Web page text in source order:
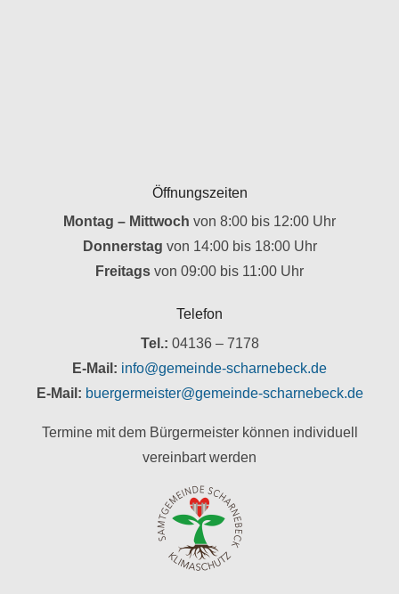
Öffnungszeiten
Montag – Mittwoch von 8:00 bis 12:00 Uhr
Donnerstag von 14:00 bis 18:00 Uhr
Freitags von 09:00 bis 11:00 Uhr
Telefon
Tel.: 04136 – 7178
E-Mail: info@gemeinde-scharnebeck.de
E-Mail: buergermeister@gemeinde-scharnebeck.de
Termine mit dem Bürgermeister können individuell
vereinbart werden